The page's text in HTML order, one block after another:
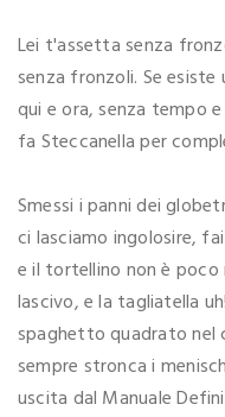
Lei t'assetta senza
senza fronzoli. Se
qui e ora, senza tempo
fa Steccanella per
Smessi i panni dei
ci lasciamo ingolosire,
e il tortellino non è
lascivo, e la tagliatella
spaghetto quadrato nel
sempre stronca i
uscita dal Manuale